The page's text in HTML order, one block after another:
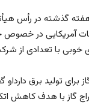
گذشته در رأس
آمریکایی در خصوص
با تعدادی از
برای تولید برق
گاز با هدف کاهش